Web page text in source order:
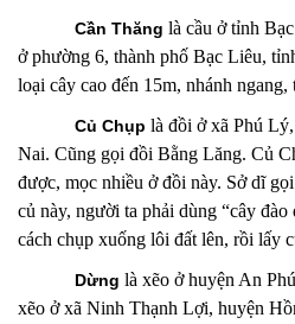
Cần Thăng là cầu ở tỉnh
ở phường 6, thành phố Bạc Liêu,
loại cây cao đến 15m, nhánh
Củ Chụp là đồi ở xã Phú
Nai. Cũng gọi đồi Bằng Lăng. Củ
được, mọc nhiều ở đồi này. Sở dĩ
củ này, người ta phải dùng “cây
cách chụp xuống lôi đất lên, rồi lấy
Dừng là xẽo ở huyện An
xẽo ở xã Ninh Thạnh Lợi, huyện